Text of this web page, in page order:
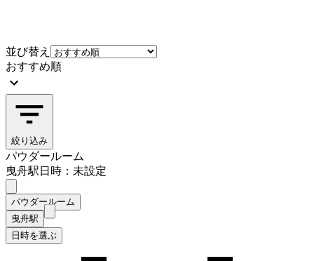
並び替え
おすすめ順
絞り込み
パウダールーム
曳舟駅日時：未設定
パウダールーム
曳舟駅
日時を選ぶ